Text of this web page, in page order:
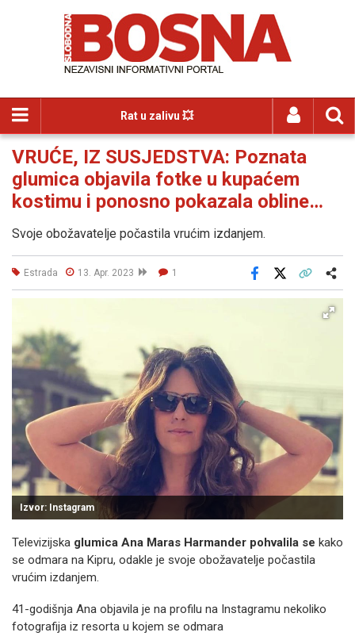
Rat u zalivu 💥
VRUĆE, IZ SUSJEDSTVA: Poznata
glumica objavila fotke u kupaćem
kostimu i ponosno pokazala obline…
Svoje obožavatelje počastila vrućim izdanjem.
Estrada 13. Apr. 2023 1
Facebook
Izvor: Instagram
Televizijska glumica Ana Maras Harmander pohvalila se kako
se odmara na Kipru, odakle je svoje obožavatelje počastila
vrućim izdanjem.
41-godišnja Ana objavila je na profilu na Instagramu nekoliko
fotografija iz resorta u kojem se odmara